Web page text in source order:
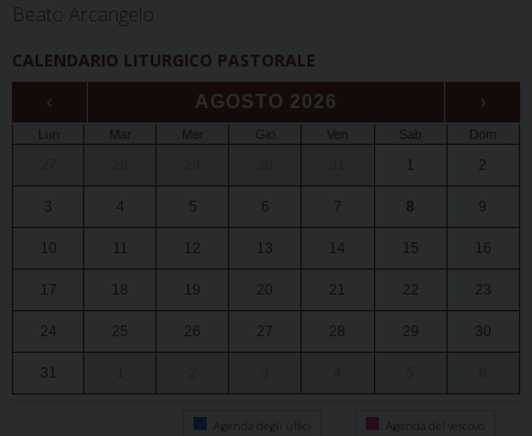
Beato Arcangelo
CALENDARIO LITURGICO PASTORALE
‹ AGOSTO 2026 ›
Lun Mar Mer Gio Ven Sab Dom
1 2
3 4 5 6 7 8 9
10 11 12 13 14 15 16
17 18 19 20 21 22 23
24 25 26 27 28 29 30
31
Agenda degli uffici Agenda del vescovo